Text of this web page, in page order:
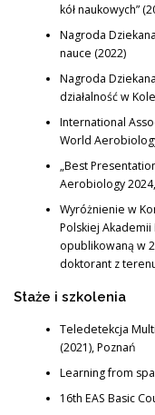
kół naukowych”
Nagroda
nauce (2022)
Nagroda
działalność w
International
World
„Best
Aerobiology
Wyróżnienie w
Polskiej
opublikowaną w
doktorant z
Staże i szkolenia
Teledetekcja
(2021), Poznań
Learning from
16th EAS Basic